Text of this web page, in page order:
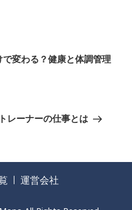
変わる？健康と体調管理
レーナーの仕事とは
運営会社